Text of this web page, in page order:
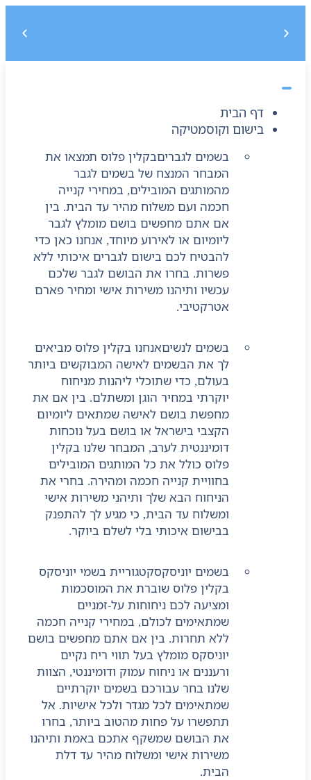
משלוח חינם בקנייה מעל 299 ₪, לא כולל בישום
דף הבית
בישום וקוסמטיקה
בשמים לגבריםבקלין פלוס תמצאו את
המבחר המנצח של בשמים לגבר
מהמותגים המובילים, במחירי קנייה
חכמה ועם משלוח מהיר עד הבית. בין
אם אתם מחפשים בושם מומלץ לגבר
ליומיום או לאירוע מיוחד, אנחנו כאן כדי
להבטיח לכם בישום לגברים איכותי ללא
פשרות. בחרו את הבושם לגבר שלכם
עכשיו ותיהנו משירות אישי ומחיר פארם
אטרקטיבי.
בשמים לנשיםאנחנו בקלין פלוס מביאים
לך את הבשמים לאישה המבוקשים ביותר
בעולם, כדי שתוכלי ליהנות מניחוח
יוקרתי במחיר הוגן ומשתלם. בין אם את
מחפשת בושם לאישה שמתאים ליומיום
הקצבי בישראל או בושם בעל נוכחות
דומיננטית לערב, המבחר שלנו בקלין
פלוס כולל את כל המותגים המובילים
בחוויית קנייה חכמה ומהירה. בחרי את
הניחוח הבא שלך ותיהני משירות אישי
ומשלוח עד הבית, כי מגיע לך להתפנק
בבישום איכותי בלי לשלם ביוקר.
בשמים יוניסקסקטגוריית בשמי יוניסקס
בקלין פלוס שוברת את המוסכמות
ומציעה לכם ניחוחות על-זמניים
שמתאימים לכולם, במחירי קנייה חכמה
ללא תחרות. בין אם אתם מחפשים בושם
יוניסקס מומלץ בעל תווי ריח נקיים
ורעננים או ניחוח עמוק ודומיננטי, הצוות
שלנו בחר עבורכם בשמים יוקרתיים
שמתאימים לכל מגדר ולכל אישיות. אל
תתפשרו על פחות מהטוב ביותר, בחרו
את הבושם שמשקף אתכם באמת ותיהנו
משירות אישי ומשלוח מהיר עד דלת
הבית.